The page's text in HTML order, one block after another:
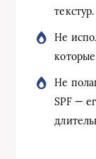
текстур.
Не
Не
SPF —